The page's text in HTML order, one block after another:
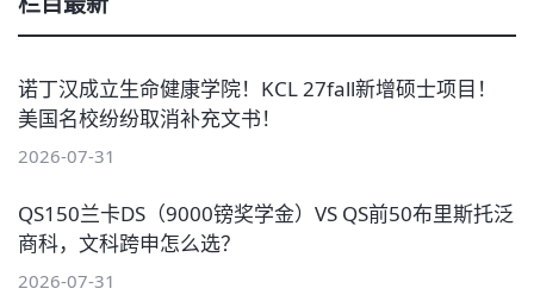
诺丁汉成立生命健康学院！KCL 27fall新增硕士项目！
美国名校纷纷取消补充文书！
2026-07-31
QS150兰卡DS（9000镑奖学金）VS QS前50布里斯托泛
商科，文科跨申怎么选？
2026-07-31